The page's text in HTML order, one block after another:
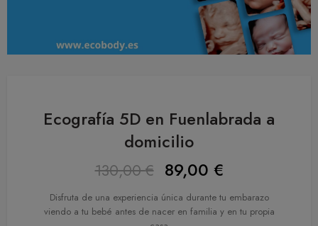
Ecografía 5D en Fuenlabrada a
domicilio
130,00€ 89,00 €
Disfruta de una experiencia única durante tu embarazo
viendo a tu bebé antes de nacer en familia y en tu propia